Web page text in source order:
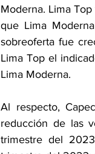
Moderna. Lima
que Lima
sobreoferta fue
Lima Top el
Lima Moderna.
Al respecto,
reducción de las
trimestre del